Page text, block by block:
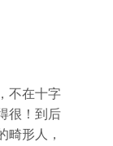
不在十字
很！到后
畸形人，